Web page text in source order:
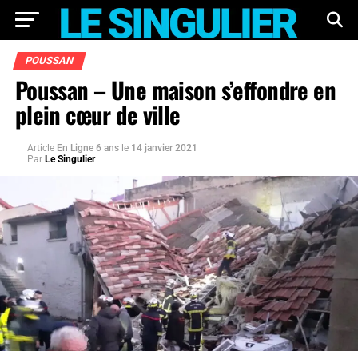
POUSSAN
Poussan – Une maison s’effondre en
plein cœur de ville
Article En Ligne 6 ans le 14 janvier 2021
Par Le Singulier